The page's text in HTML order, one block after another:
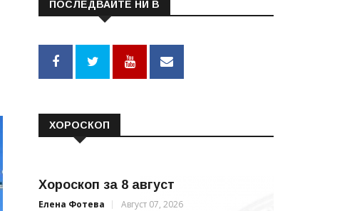
ПОСЛЕДВАЙТЕ НИ В
ХОРОСКОП
Хороскоп за 8 август
Елена Фотева Август 07, 2026